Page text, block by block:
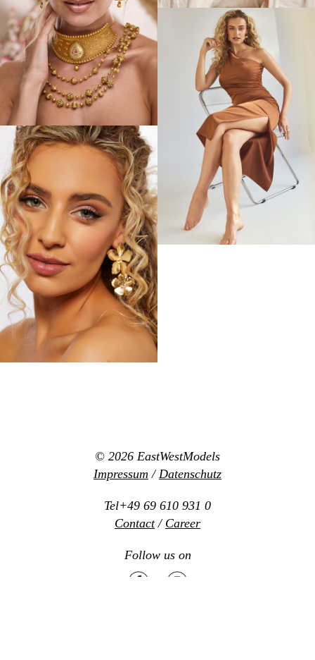
© 2026 EastWestModels
Impressum / Datenschutz
Tel+49 69 610 931 0
Contact/ Career
Follow us on